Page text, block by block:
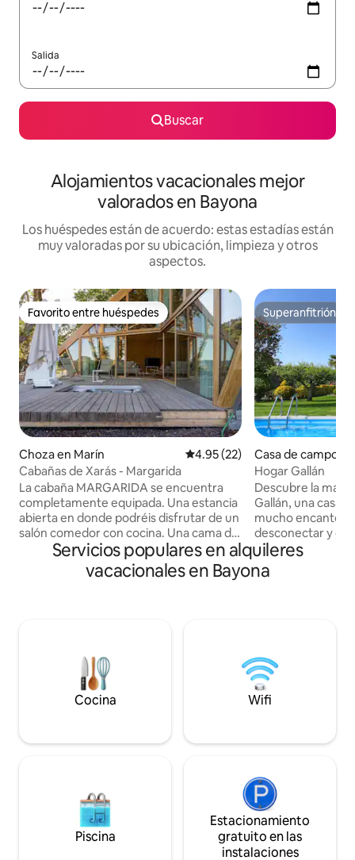
Salida
Buscar
Alojamientos vacacionales mejor
valorados en Bayona
Los huéspedes están de acuerdo: estas estadías están
muy valoradas por su ubicación, limpieza y otros
aspectos.
Favorito entre huéspedes
Favorito entre huéspedes
Choza en Marín Calificación promedio: 4.95 de
4.95 (22)
Cabañas de Xarás - Margarida
La cabaña MARGARIDA se encuentra
completamente equipada. Una estancia
abierta en donde podréis disfrutar de un
salón comedor con cocina. Una cama de
matrimonio y un baño con una
espectacular bañera de acero. En un
pequeño altillo los más pequeños podrán
de un baño en el jacuzzi oculto.
Margarida se encuentra en una
localización con vistas al mar.
Superanfitrión
Superanfitrión
Casa de campo
r
Hogar Gallán
Descubre la
Gallán, una casa
mucho encanto.
desconectar y
y la tranquilidad
para compartir
Estamos a solo
donde podrás
montar a caballo,
Servicios populares en alquileres
vacacionales en Bayona
Cocina Wifi
Piscina
Estacionamiento
gratuito en las
instalaciones